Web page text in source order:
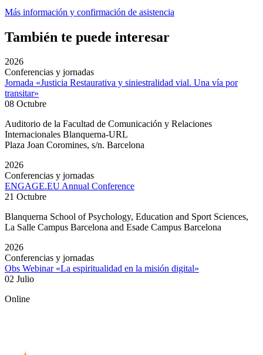
Más información y confirmación de asistencia
También te puede interesar
2026
Conferencias y jornadas
Jornada «Justicia Restaurativa y siniestralidad vial. Una vía por
transitar»
08 Octubre
Auditorio de la Facultad de Comunicación y Relaciones
Internacionales Blanquerna-URL
Plaza Joan Coromines, s/n. Barcelona
2026
Conferencias y jornadas
ENGAGE.EU Annual Conference
21 Octubre
Blanquerna School of Psychology, Education and Sport Sciences,
La Salle Campus Barcelona and Esade Campus Barcelona
2026
Conferencias y jornadas
Obs Webinar «La espiritualidad en la misión digital»
02 Julio
Online